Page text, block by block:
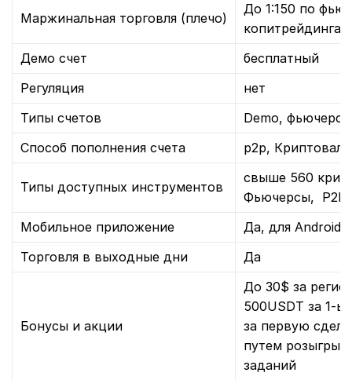
Маржинальная торговля (плечо)
До 1:150 по
копитрейдинга
Демо счет
бесплатный
Регуляция
нет
Типы счетов
Demo,
Способ пополнения счета
р2р,
Типы доступных инструментов
cвыше 560
Фьючерсы, P2P
Мобильное приложение
Да, для Android
Торговля в выходные дни
Да
Бонусы и акции
До 30$ за
500USDT за 1-
за первую
путем
заданий